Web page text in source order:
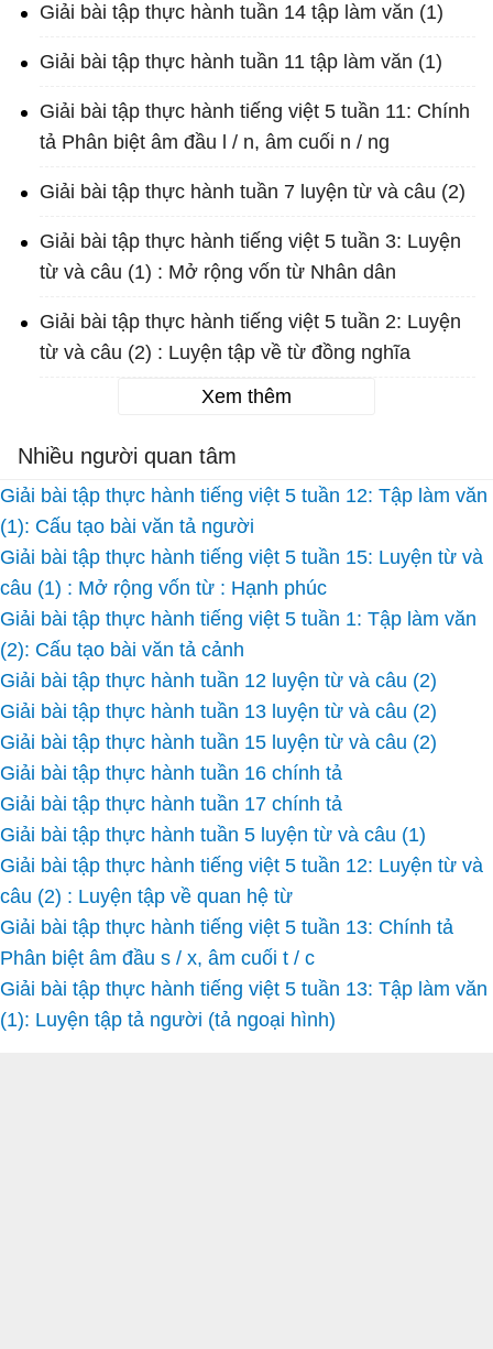
Giải bài tập thực hành tuần 14 tập làm văn (1)
Giải bài tập thực hành tuần 11 tập làm văn (1)
Giải bài tập thực hành tiếng việt 5 tuần 11: Chính
tả Phân biệt âm đầu l / n, âm cuối n / ng
Giải bài tập thực hành tuần 7 luyện từ và câu (2)
Giải bài tập thực hành tiếng việt 5 tuần 3: Luyện
từ và câu (1) : Mở rộng vốn từ Nhân dân
Giải bài tập thực hành tiếng việt 5 tuần 2: Luyện
từ và câu (2) : Luyện tập về từ đồng nghĩa
Xem thêm
Nhiều người quan tâm
Giải bài tập thực hành tiếng việt 5 tuần 12: Tập làm văn
(1): Cấu tạo bài văn tả người
Giải bài tập thực hành tiếng việt 5 tuần 15: Luyện từ và
câu (1) : Mở rộng vốn từ : Hạnh phúc
Giải bài tập thực hành tiếng việt 5 tuần 1: Tập làm văn
(2): Cấu tạo bài văn tả cảnh
Giải bài tập thực hành tuần 12 luyện từ và câu (2)
Giải bài tập thực hành tuần 13 luyện từ và câu (2)
Giải bài tập thực hành tuần 15 luyện từ và câu (2)
Giải bài tập thực hành tuần 16 chính tả
Giải bài tập thực hành tuần 17 chính tả
Giải bài tập thực hành tuần 5 luyện từ và câu (1)
Giải bài tập thực hành tiếng việt 5 tuần 12: Luyện từ và
câu (2) : Luyện tập về quan hệ từ
Giải bài tập thực hành tiếng việt 5 tuần 13: Chính tả
Phân biệt âm đầu s / x, âm cuối t / c
Giải bài tập thực hành tiếng việt 5 tuần 13: Tập làm văn
(1): Luyện tập tả người (tả ngoại hình)